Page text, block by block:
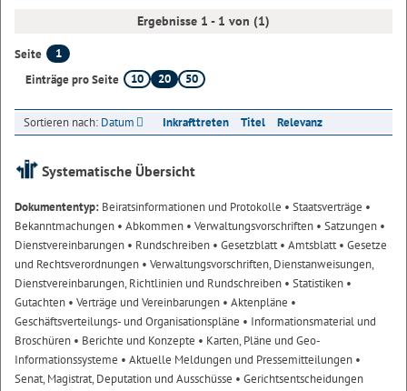
Ergebnisse 1 - 1 von (1)
Seite
1
Einträge pro Seite
10 20 50
Sortieren nach: Datum Inkrafttreten Titel Relevanz
Systematische Übersicht
Dokumententyp: Beiratsinformationen und Protokolle • Staatsverträge •
Bekanntmachungen • Abkommen • Verwaltungsvorschriften • Satzungen •
Dienstvereinbarungen • Rundschreiben • Gesetzblatt• Amtsblatt• Gesetze
und Rechtsverordnungen • Verwaltungsvorschriften, Dienstanweisungen,
Dienstvereinbarungen, Richtlinien und Rundschreiben • Statistiken •
Gutachten • Verträge und Vereinbarungen • Aktenpläne •
Geschäftsverteilungs- und Organisationspläne • Informationsmaterial und
Broschüren • Berichte und Konzepte • Karten, Pläne und Geo-
Informationssysteme • Aktuelle Meldungen und Pressemitteilungen •
Senat, Magistrat, Deputation und Ausschüsse • Gerichtsentscheidungen